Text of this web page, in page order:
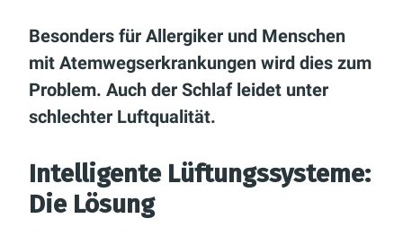
Besonders für Allergiker und Menschen
mit Atemwegserkrankungen wird dies zum
Problem. Auch der Schlaf leidet unter
schlechter Luftqualität.
Intelligente Lüftungssysteme:
Die Lösung